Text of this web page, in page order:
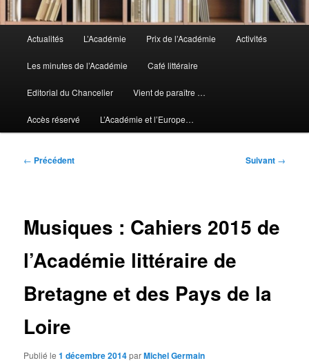
principal
Actualités L’Académie Prix de l’Académie Activités
Les minutes de l’Académie Café littéraire
Editorial du Chancelier Vient de paraître …
Accès réservé L’Académie et l’Europe…
Navigation
← Précédent Suivant →
Musiques : Cahiers 2015 de
l’Académie littéraire de
Bretagne et des Pays de la
Loire
Publié le1 décembre 2014parMichel Germain